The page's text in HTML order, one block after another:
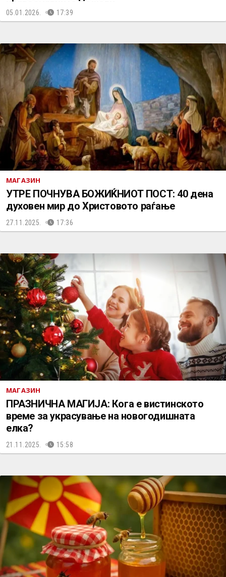
05.01.2026. 17:39
МАГАЗИН
УТРЕ ПОЧНУВА БОЖИЌНИОТ ПОСТ: 40 дена
духовен мир до Христовото раѓање
27.11.2025. 17:36
МАГАЗИН
ПРАЗНИЧНА МАГИЈА: Кога е вистинското
време за украсување на новогодишната
елка?
21.11.2025. 15:58